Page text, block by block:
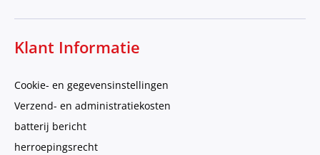
Klant Informatie
Cookie- en gegevensinstellingen
Verzend- en administratiekosten
batterij bericht
herroepingsrecht